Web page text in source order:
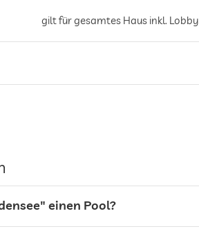
gilt für gesamtes Haus inkl. Lobby
einen Pool?